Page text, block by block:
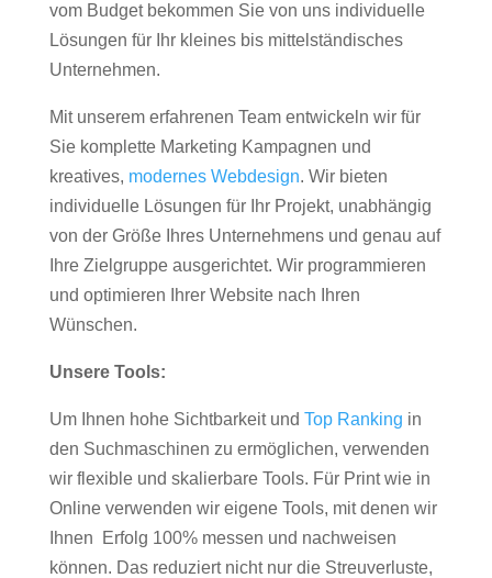
vom Budget bekommen Sie von uns individuelle
Lösungen für Ihr kleines bis mittelständisches
Unternehmen.
Mit unserem erfahrenen Team entwickeln wir für
Sie komplette Marketing Kampagnen und
kreatives, modernes Webdesign. Wir bieten
individuelle Lösungen für Ihr Projekt, unabhängig
von der Größe Ihres Unternehmens und genau auf
Ihre Zielgruppe ausgerichtet. Wir programmieren
und optimieren Ihrer Website nach Ihren
Wünschen.
Unsere Tools:
Um Ihnen hohe Sichtbarkeit und Top Ranking in
den Suchmaschinen zu ermöglichen, verwenden
wir flexible und skalierbare Tools. Für Print wie in
Online verwenden wir eigene Tools, mit denen wir
Ihnen Erfolg 100% messen und nachweisen
können. Das reduziert nicht nur die Streuverluste,